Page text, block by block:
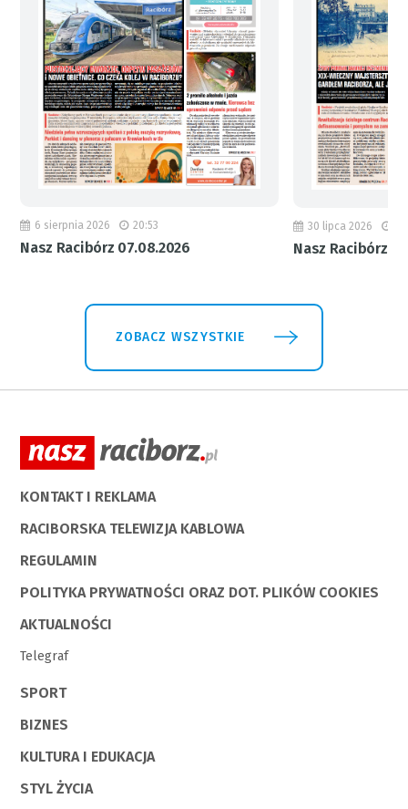
6 sierpnia 2026 20:53
Nasz Racibórz 07.08.2026
30 lipca 2026
Nasz Racibórz
ZOBACZ WSZYSTKIE
KONTAKT I REKLAMA
RACIBORSKA TELEWIZJA KABLOWA
REGULAMIN
POLITYKA PRYWATNOŚCI ORAZ DOT. PLIKÓW COOKIES
AKTUALNOŚCI
Telegraf
SPORT
BIZNES
KULTURA I EDUKACJA
STYL ŻYCIA